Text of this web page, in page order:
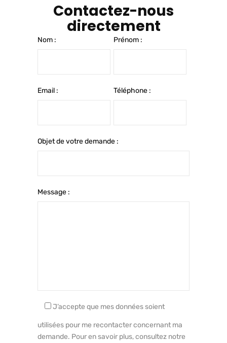
Contactez-nous
directement
Nom : Prénom :
Email : Téléphone :
Objet de votre demande :
Message :
J’accepte que mes données soient
utilisées pour me recontacter concernant ma
demande. Pour en savoir plus, consultez notre